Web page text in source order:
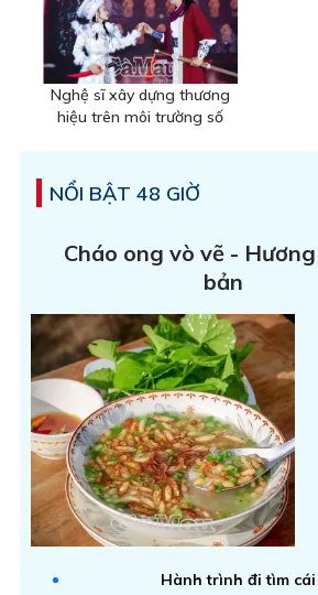
Nghệ sĩ xây dựng thương
hiệu trên môi trường số
NỔI BẬT 48 GIỜ
Cháo ong vò vẽ -
bản
Hành trình đi tìm cái